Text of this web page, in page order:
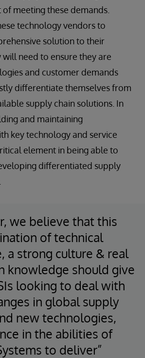
meeting these demands.
technology vendors to
solution to their
will need to ensure they are
and customer demands
differentiate themselves from
supply chain solutions. In
and maintaining
key technology and service
element in being able to
differentiated supply
we believe that this
of technical
a strong culture & real
knowledge should give
looking to deal with
in global supply
new technologies,
in the abilities of
to deliver”